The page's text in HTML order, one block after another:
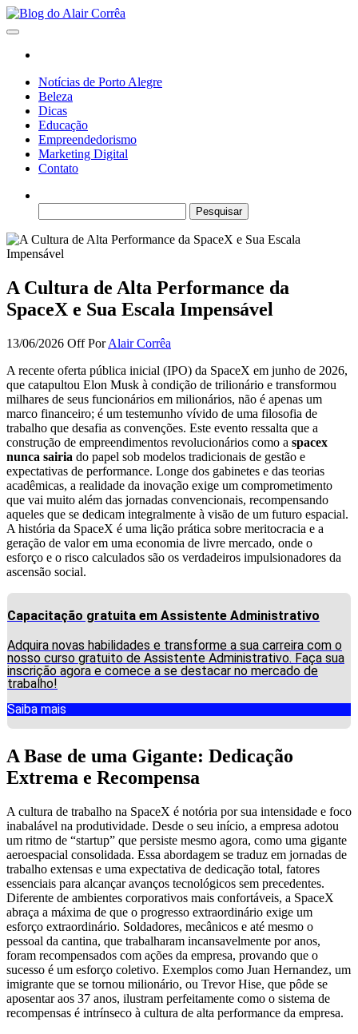
Skip
to
content
Notícias de Porto Alegre
Beleza
Dicas
Educação
Empreendedorismo
Marketing Digital
Contato
por:
A Cultura de Alta Performance da
SpaceX e Sua Escala Impensável
13/06/2026 OffPor Alair Corrêa
A recente oferta pública inicial (IPO) da SpaceX em junho de 2026,
que catapultou Elon Musk à condição de trilionário e transformou
milhares de seus funcionários em milionários, não é apenas um
marco financeiro; é um testemunho vívido de uma filosofia de
trabalho que desafia as convenções. Este evento ressalta que a
construção de empreendimentos revolucionários como a spacex
nunca sairia do papel sob modelos tradicionais de gestão e
expectativas de performance. Longe dos gabinetes e das teorias
acadêmicas, a realidade da inovação exige um comprometimento
que vai muito além das jornadas convencionais, recompensando
aqueles que se dedicam integralmente à visão de um futuro espacial.
A história da SpaceX é uma lição prática sobre meritocracia e a
geração de valor em uma economia de livre mercado, onde o
esforço e o risco calculados são os verdadeiros impulsionadores da
ascensão social.
Capacitação gratuita em Assistente Administrativo
Adquira novas habilidades e transforme a sua carreira com o
nosso curso gratuito de Assistente Administrativo. Faça sua
inscrição agora e comece a se destacar no mercado de
trabalho!
Saiba mais
A Base de uma Gigante: Dedicação
Extrema e Recompensa
A cultura de trabalho na SpaceX é notória por sua intensidade e foco
inabalável na produtividade. Desde o seu início, a empresa adotou
um ritmo de “startup” que persiste mesmo agora, como uma gigante
aeroespacial consolidada. Essa abordagem se traduz em jornadas de
trabalho extensas e uma expectativa de dedicação total, fatores
essenciais para alcançar avanços tecnológicos sem precedentes.
Diferente de ambientes corporativos mais confortáveis, a SpaceX
abraça a máxima de que o progresso extraordinário exige um
esforço extraordinário. Soldadores, mecânicos e até mesmo o
pessoal da cantina, que trabalharam incansavelmente por anos,
foram recompensados com ações da empresa, provando que o
sucesso é um esforço coletivo. Exemplos como Juan Hernandez, um
imigrante que se tornou milionário, ou Trevor Hise, que pôde se
aposentar aos 37 anos, ilustram perfeitamente como o sistema de
recompensas é intrínseco à cultura de alta performance da empresa.